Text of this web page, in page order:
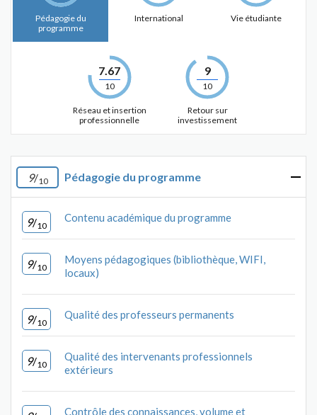
Pédagogie du
programme
International Vie étudiante
7.67
10
Réseau et insertion
professionnelle
9
10
Retour sur
investissement
9/10 Pédagogie du programme
9/10
Contenu académique du programme
9/10
Moyens pédagogiques (bibliothèque, WIFI,
locaux)
9/10
Qualité des professeurs permanents
9/10
Qualité des intervenants professionnels
extérieurs
Contrôle des connaissances, volume et